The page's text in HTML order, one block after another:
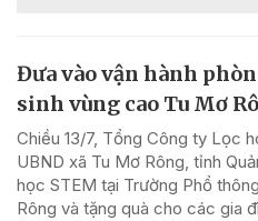
Đưa vào vận hành
sinh vùng cao Tu Mơ
Chiều 13/7, Tổng Công ty Lọc
UBND xã Tu Mơ Rông, tỉnh
học STEM tại Trường Phổ
Rông và tặng quà cho các gia